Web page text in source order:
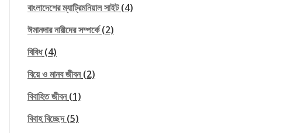
বাংলাদেশের ম্যাট্রিমনিয়াল সাইট(4)
ঈমানদার নারীদের সম্পর্কে(2)
বিবিধ(4)
বিয়ে ও মানব জীবন(2)
বিবাহিত জীবন(1)
বিবাহ বিচ্ছেদ(5)